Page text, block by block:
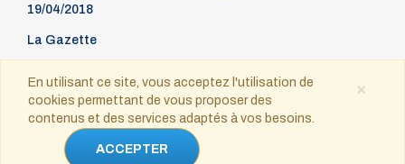
19/04/2018
La Gazette
Contact
Copyright © 2021-2025 tous droits réservés
×
En utilisant ce site, vous acceptez l'utilisation de
cookies permettant de vous proposer des
contenus et des services adaptés à vos besoins.
ACCEPTER